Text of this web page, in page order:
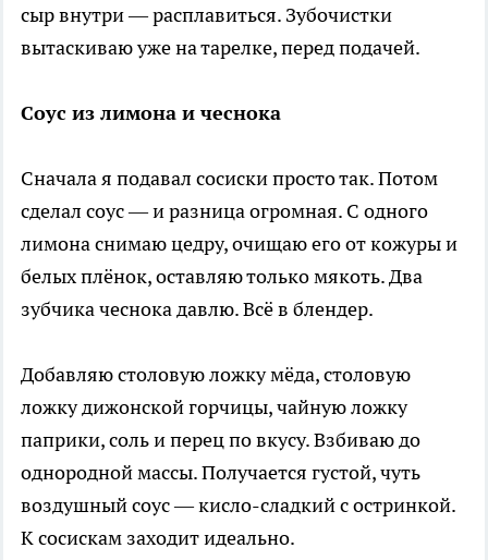
сыр внутри — расплавиться. Зубочистки
вытаскиваю уже на тарелке, перед подачей.
Соус из лимона и чеснока
Сначала я подавал сосиски просто так. Потом
сделал соус — и разница огромная. С одного
лимона снимаю цедру, очищаю его от кожуры и
белых плёнок, оставляю только мякоть. Два
зубчика чеснока давлю. Всё в блендер.
Добавляю столовую ложку мёда, столовую
ложку дижонской горчицы, чайную ложку
паприки, соль и перец по вкусу. Взбиваю до
однородной массы. Получается густой, чуть
воздушный соус — кисло-сладкий с остринкой.
К сосискам заходит идеально.